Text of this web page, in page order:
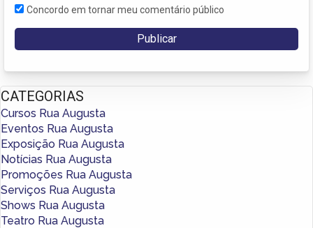
Concordo em tornar meu comentário público
CATEGORIAS
Cursos Rua Augusta
Eventos Rua Augusta
Exposição Rua Augusta
Notícias Rua Augusta
Promoções Rua Augusta
Serviços Rua Augusta
Shows Rua Augusta
Teatro Rua Augusta